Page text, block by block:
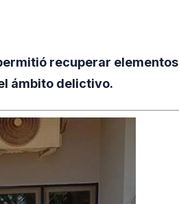
recuperar elementos
ámbito delictivo.